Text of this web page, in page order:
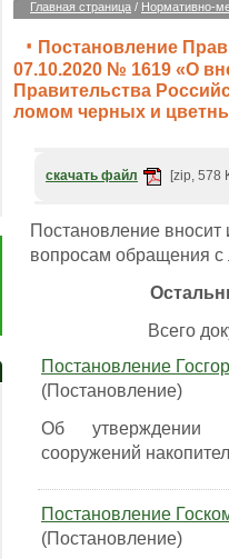
Главная страница / Нормативно-
Постановление
07.10.2020 № 1619 «О
Правительства
ломом черных и
скачать файл [zip, 578
Постановление
вопросам обращения
Всего
Постановление
(Постановление)
Об утверждении
сооружений
Постановление
(Постановление)